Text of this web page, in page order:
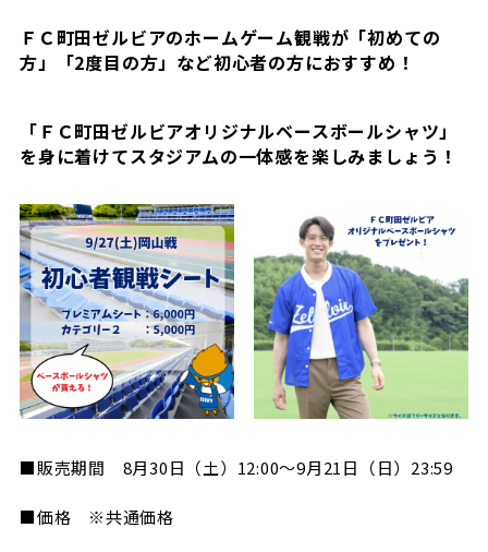
ＦＣ町田ゼルビアのホームゲーム観戦が「初めての
方」「2度目の方」など初心者の方におすすめ！
「ＦＣ町田ゼルビアオリジナルベースボールシャツ」
を身に着けてスタジアムの一体感を楽しみましょう！
■販売期間 8月30日（土）12:00～9月21日（日）23:59
■価格 ※共通価格